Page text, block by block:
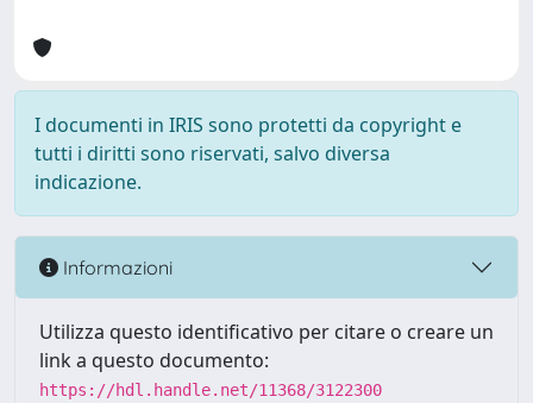
I documenti in IRIS sono protetti da copyright e
tutti i diritti sono riservati, salvo diversa
indicazione.
Informazioni
Utilizza questo identificativo per citare o creare un
link a questo documento:
https://hdl.handle.net/11368/3122300